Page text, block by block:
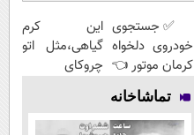
✅ جستجوی
خودروی دلخواه
کرمان موتور 👈
فروش ساده،
بی واسطه و
مستقیم
این کرم
گیاهی،مثل اتو
چروکای
تماشاخانه